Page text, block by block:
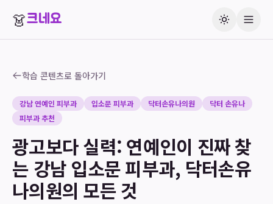
👗크네요
학습 콘텐츠로 돌아가기
강남 연예인 피부과 입소문 피부과 닥터손유나의원
닥터 손유나
피부과 추천
광고보다 실력: 연예인이 진짜 찾
는 강남 입소문 피부과, 닥터손유
나의원의 모든 것